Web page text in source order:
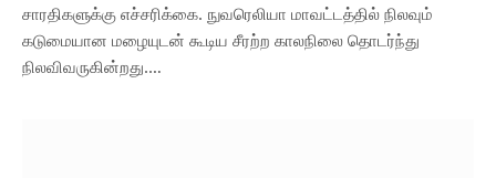
சாரதிகளுக்கு எச்சரிக்கை. நுவரெலியா மாவட்டத்தில் நிலவும்
கடுமையான மழையுடன் கூடிய சீரற்ற காலநிலை தொடர்ந்து
நிலவிவருகின்றது.…